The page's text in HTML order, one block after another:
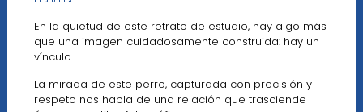
En la quietud de este retrato de estudio, hay algo más
que una imagen cuidadosamente construida: hay un
vínculo.
La mirada de este perro, capturada con precisión y
respeto nos habla de una relación que trasciende